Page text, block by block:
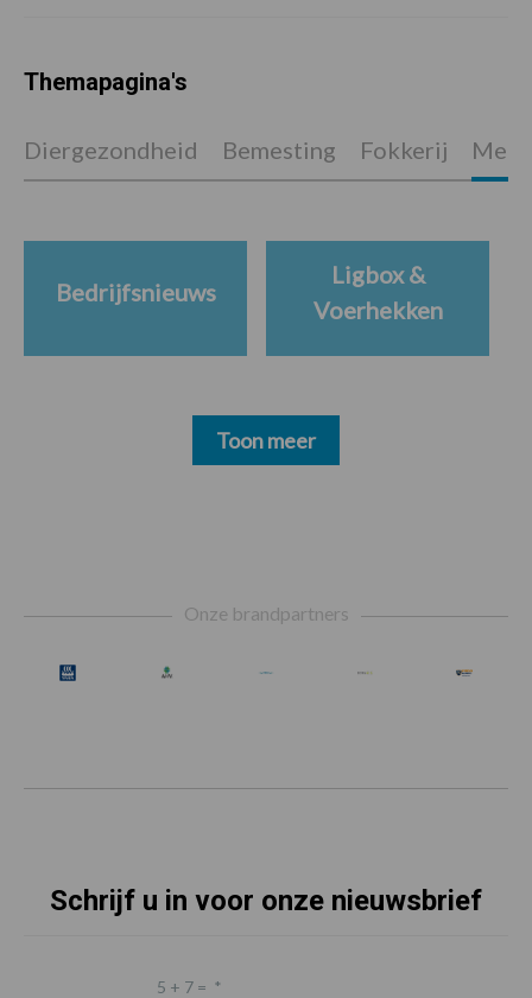
Themapagina's
Diergezondheid Bemesting Fokkerij
Bedrijfsnieuws
Ligbox &
Voerhekken
Toon meer
Onze brandpartners
Schrijf u in voor onze nieuwsbrief
5 + 7 = *